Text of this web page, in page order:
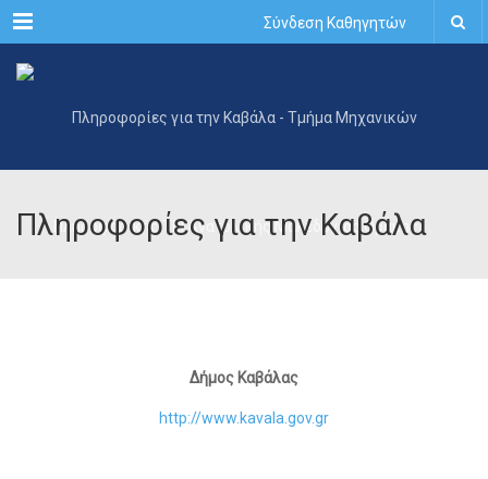
Menu Σύνδεση Καθηγητών
Πληροφορίες για την Καβάλα
Δήμος Καβάλας
http://www.kavala.gov.gr